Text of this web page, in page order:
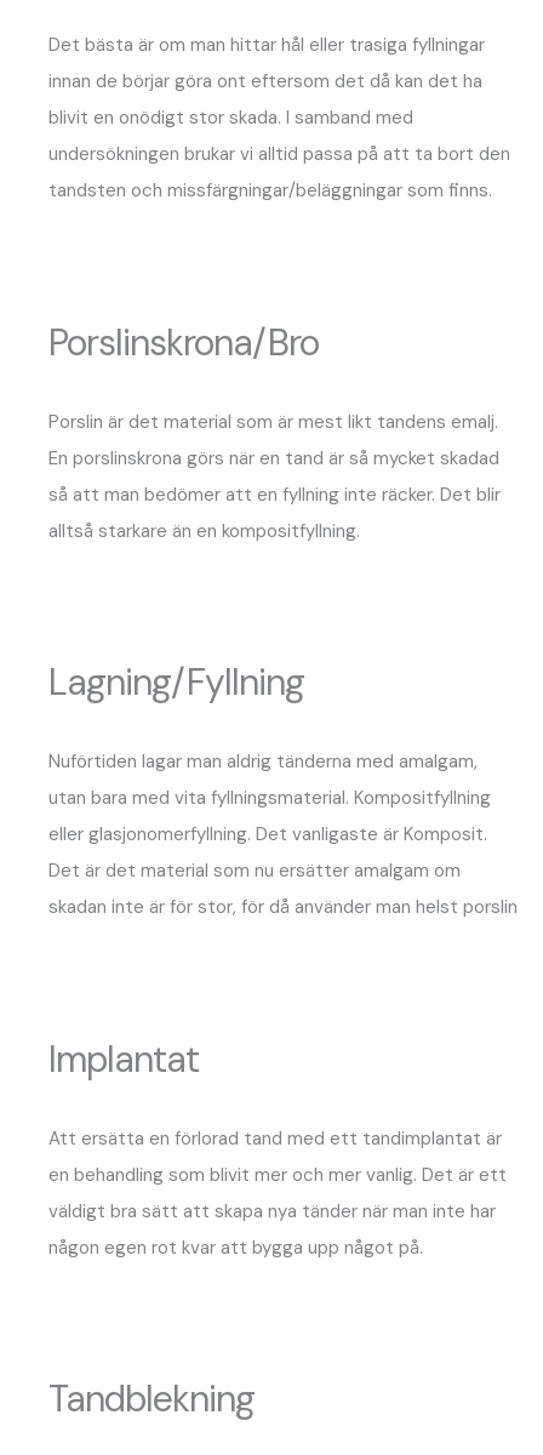
Det bästa är om man hittar hål eller trasiga fyllningar
innan de börjar göra ont eftersom det då kan det ha
blivit en onödigt stor skada. I samband med
undersökningen brukar vi alltid passa på att ta bort den
tandsten och missfärgningar/beläggningar som finns.
Porslinskrona/Bro
Porslin är det material som är mest likt tandens emalj.
En porslinskrona görs när en tand är så mycket skadad
så att man bedömer att en fyllning inte räcker. Det blir
alltså starkare än en kompositfyllning.
Lagning/Fyllning
Nuförtiden lagar man aldrig tänderna med amalgam,
utan bara med vita fyllningsmaterial. Kompositfyllning
eller glasjonomerfyllning. Det vanligaste är Komposit.
Det är det material som nu ersätter amalgam om
skadan inte är för stor, för då använder man helst porslin
Implantat
Att ersätta en förlorad tand med ett tandimplantat är
en behandling som blivit mer och mer vanlig. Det är ett
väldigt bra sätt att skapa nya tänder när man inte har
någon egen rot kvar att bygga upp något på.
Tandblekning